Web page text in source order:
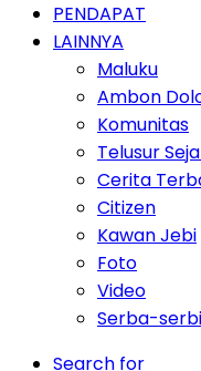
PENDAPAT
LAINNYA
Maluku
Ambon
Komunitas
Telusur
Cerita
Citizen
Kawan Jebi
Foto
Video
Serba-
Search for